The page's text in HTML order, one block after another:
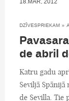
DZĪVESPRIEKAM »
de abril
Katru gadu
Seviljā
de Sevilla. Tie